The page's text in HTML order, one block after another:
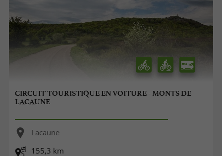
CIRCUIT TOURISTIQUE EN VOITURE - MONTS DE
LACAUNE
Lacaune
155,3 km